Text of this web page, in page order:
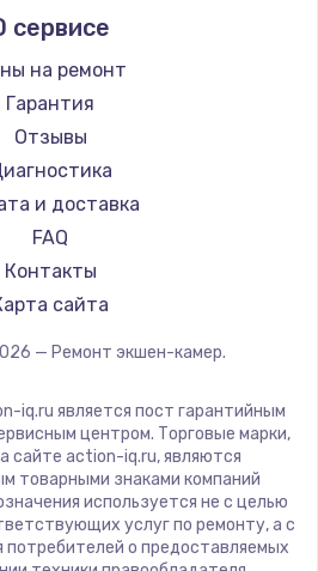
сервисе
на ремонт
Гарантия
Отзывы
и доставка
FAQ
Контакты
сайта
— Ремонт экшен-камер.
iq.ru является пост гарантийным
центром. Торговые марки,
сайте action-iq.ru, являются
товарными знаками компаний
используется не с целью
услуг по ремонту, а с
о предоставляемых